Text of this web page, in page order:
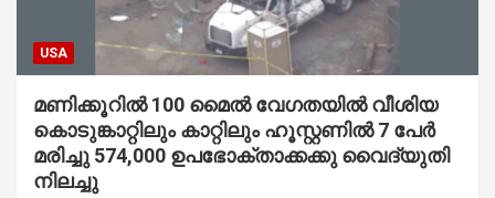
USA
മണിക്കൂറിൽ 100 മൈൽ വേഗതയിൽ വീശിയ
കൊടുങ്കാറ്റിലും കാറ്റിലും ഹൂസ്റ്റണിൽ 7 പേർ
മരിച്ചു 574,000 ഉപഭോക്താക്കക്കു വൈദ്യുതി
നിലച്ചു